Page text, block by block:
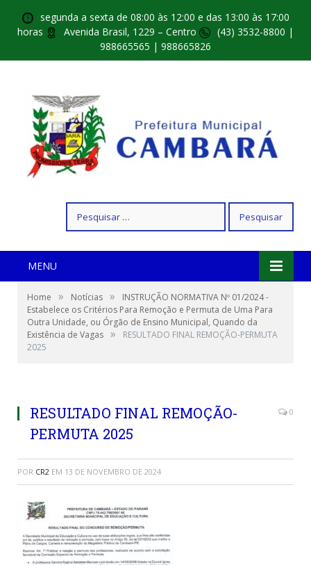
segunda a sexta de 08:00 às 12:00 e das 13:00 às 17:00
horas
Avenida Brasil, 1229 – Centro
(43) 3532-8800 |
988665565 | 988665826
por:
MENU
Home » Notícias »
INSTRUÇÃO NORMATIVA Nº 01/2024 -
Estabelece os Critérios Para Remoção e Permuta de Uma Para
Outra Unidade, ou Órgão de Ensino Municipal, Quando da
Existência de Vagas »
RESULTADO FINAL REMOÇÃO-PERMUTA
2025
RESULTADO FINAL REMOÇÃO-
PERMUTA 2025
0
POR CR2 EM 13 DE NOVEMBRO DE 2024